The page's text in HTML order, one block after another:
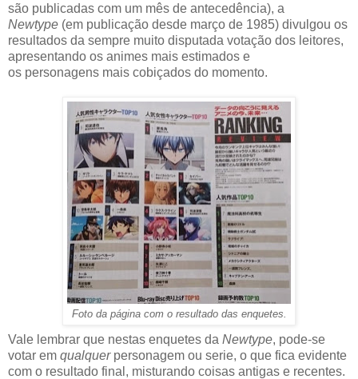
são publicadas com um mês de antecedência), a
Newtype (em publicação desde março de 1985) divulgou os
resultados da sempre muito disputada votação dos leitores,
apresentando os animes mais estimados e
os personagens mais cobiçados do momento.
Foto da página com o resultado das enquetes.
Vale lembrar que nestas enquetes da Newtype, pode-se
votar em qualquer personagem ou serie, o que fica evidente
com o resultado final, misturando coisas antigas e recentes.